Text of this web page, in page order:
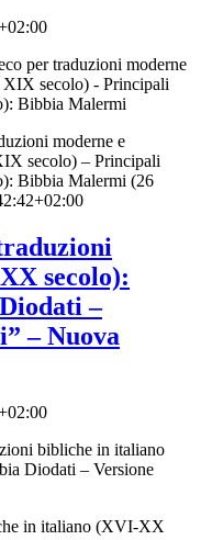
per traduzioni moderne
secolo) - Principali
Bibbia Malermi
moderne e
secolo) – Principali
Bibbia Malermi (26
secolo):
–
– Nuova
bibliche in italiano
Diodati – Versione
in italiano (XVI-XX